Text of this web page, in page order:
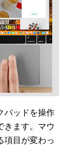
パッドを操作
きます。マウ
項目が変わっ